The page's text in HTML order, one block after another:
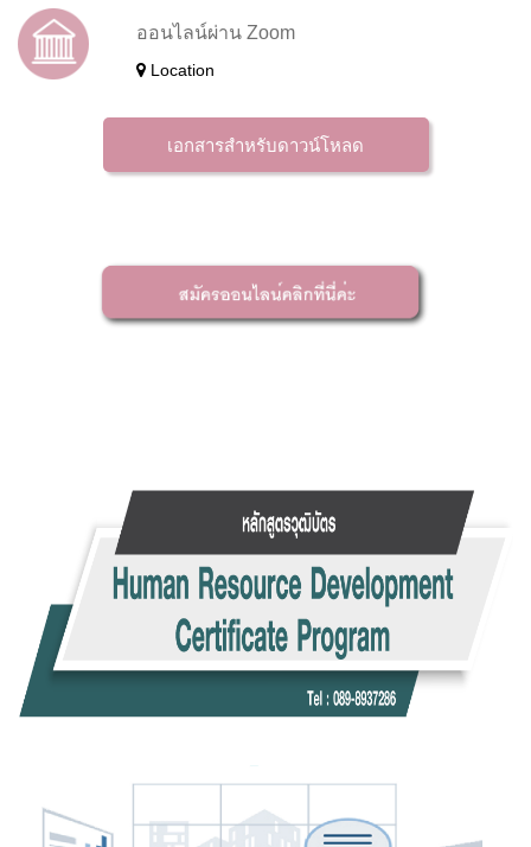
ออนไลน์ผ่าน Zoom
Location
เอกสารสำหรับดาวน์โหลด